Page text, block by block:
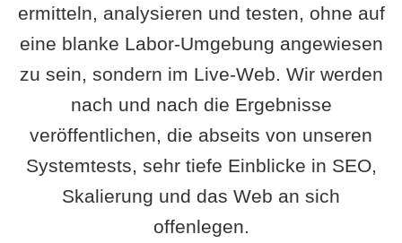
ermitteln, analysieren und testen, ohne auf
eine blanke Labor-Umgebung angewiesen
zu sein, sondern im Live-Web. Wir werden
nach und nach die Ergebnisse
veröffentlichen, die abseits von unseren
Systemtests, sehr tiefe Einblicke in SEO,
Skalierung und das Web an sich
offenlegen.